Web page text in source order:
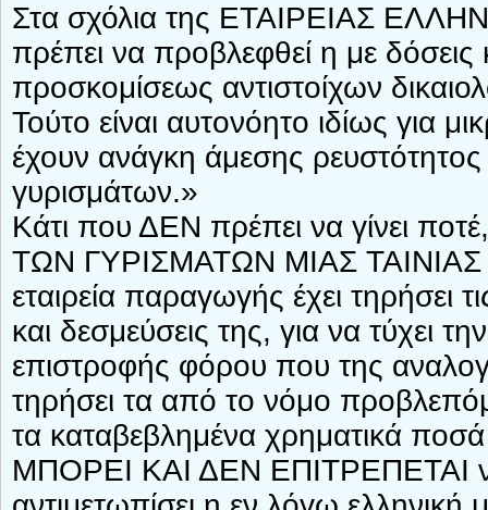
Στα σχόλια της ΕΤΑΙΡΕΙΑΣ
πρέπει να προβλεφθεί η με
προσκομίσεως αντιστοίχων
Τούτο είναι αυτονόητο ιδίως για
έχουν ανάγκη άμεσης
γυρισμάτων.»
Κάτι που ΔΕΝ πρέπει να γίνει
ΤΩΝ ΓΥΡΙΣΜΑΤΩΝ ΜΙΑΣ ΤΑΙΝΙΑΣ
εταιρεία παραγωγής έχει τηρήσει
και δεσμεύσεις της, για να τύχει
επιστροφής φόρου που της
τηρήσει τα από το νόμο
τα καταβεβλημένα χρηματικά
ΜΠΟΡΕΙ ΚΑΙ ΔΕΝ ΕΠΙΤΡΕΠΕΤΑΙ να